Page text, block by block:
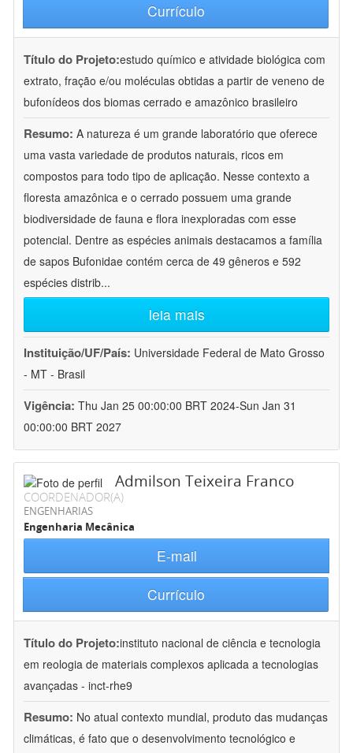
Currículo
Título do Projeto:estudo químico e atividade biológica com
extrato, fração e/ou moléculas obtidas a partir de veneno de
bufonídeos dos biomas cerrado e amazônico brasileiro
Resumo: A natureza é um grande laboratório que oferece
uma vasta variedade de produtos naturais, ricos em
compostos para todo tipo de aplicação. Nesse contexto a
floresta amazônica e o cerrado possuem uma grande
biodiversidade de fauna e flora inexploradas com esse
potencial. Dentre as espécies animais destacamos a família
de sapos Bufonidae contém cerca de 49 gêneros e 592
espécies distrib...
leia mais
Instituição/UF/País: Universidade Federal de Mato Grosso
- MT - Brasil
Vigência: Thu Jan 25 00:00:00 BRT 2024-Sun Jan 31
00:00:00 BRT 2027
Admilson Teixeira Franco
COORDENADOR(A)
ENGENHARIAS
Engenharia Mecânica
E-mail
Currículo
Título do Projeto:instituto nacional de ciência e tecnologia
em reologia de materiais complexos aplicada a tecnologias
avançadas - inct-rhe9
Resumo: No atual contexto mundial, produto das mudanças
climáticas, é fato que o desenvolvimento tecnológico e